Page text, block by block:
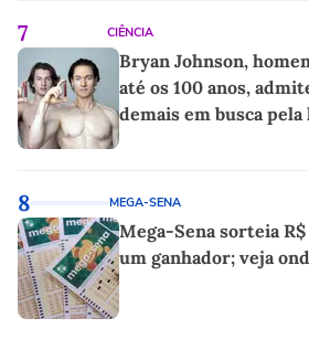
7 CIÊNCIA
Bryan Johnson,
até os 100 anos,
demais em busca
8 MEGA-SENA
Mega-Sena sorteia
um ganhador; veja